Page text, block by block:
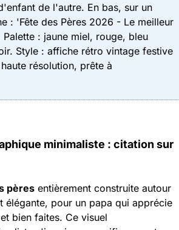
de l'autre. En bas, sur un
: 'Fête des Pères 2026 - Le meilleur
: jaune miel, rouge, bleu
Style : affiche rétro vintage festive
résolution, prête à
minimaliste : citation sur
pères entièrement construite autour
élégante, pour un papa qui apprécie
bien faites. Ce visuel